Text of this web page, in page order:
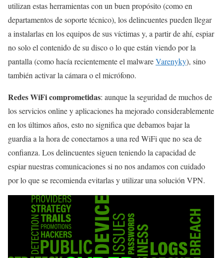
utilizan estas herramientas con un buen propósito (como en
departamentos de soporte técnico), los delincuentes pueden llegar
a instalarlas en los equipos de sus víctimas y, a partir de ahí, espiar
no solo el contenido de su disco o lo que están viendo por la
pantalla (como hacía recientemente el malwareVarenyky), sino
también activar la cámara o el micrófono.
Redes WiFi comprometidas: aunque la seguridad de muchos de
los servicios online y aplicaciones ha mejorado considerablemente
en los últimos años, esto no significa que debamos bajar la
guardia a la hora de conectarnos a una red WiFi que no sea de
confianza. Los delincuentes siguen teniendo la capacidad de
espiar nuestras comunicaciones si no nos andamos con cuidado
por lo que se recomienda evitarlas y utilizar una solución VPN.